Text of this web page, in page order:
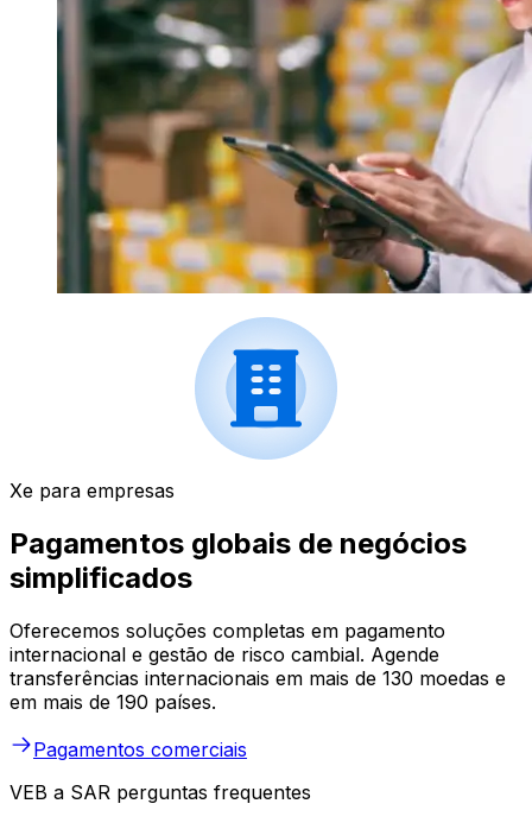
Xe para empresas
Pagamentos globais de negócios
simplificados
Oferecemos soluções completas em pagamento
internacional e gestão de risco cambial. Agende
transferências internacionais em mais de 130 moedas e
em mais de 190 países.
Pagamentos comerciais
VEB a SAR perguntas frequentes